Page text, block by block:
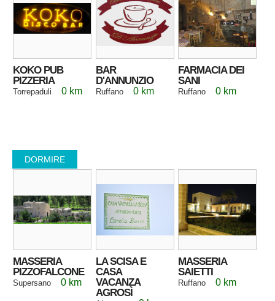
KOKO PUB
PIZZERIA
Torrepaduli 0 km
BAR
D'ANNUNZIO
Ruffano 0 km
FARMACIA DEI
SANI
Ruffano 0 km
DORMIRE
MASSERIA
PIZZOFALCONE
Supersano 0 km
LA SCISA E
CASA
VACANZA
AGROSÌ
MASSERIA
SAIETTI
Ruffano 0 km